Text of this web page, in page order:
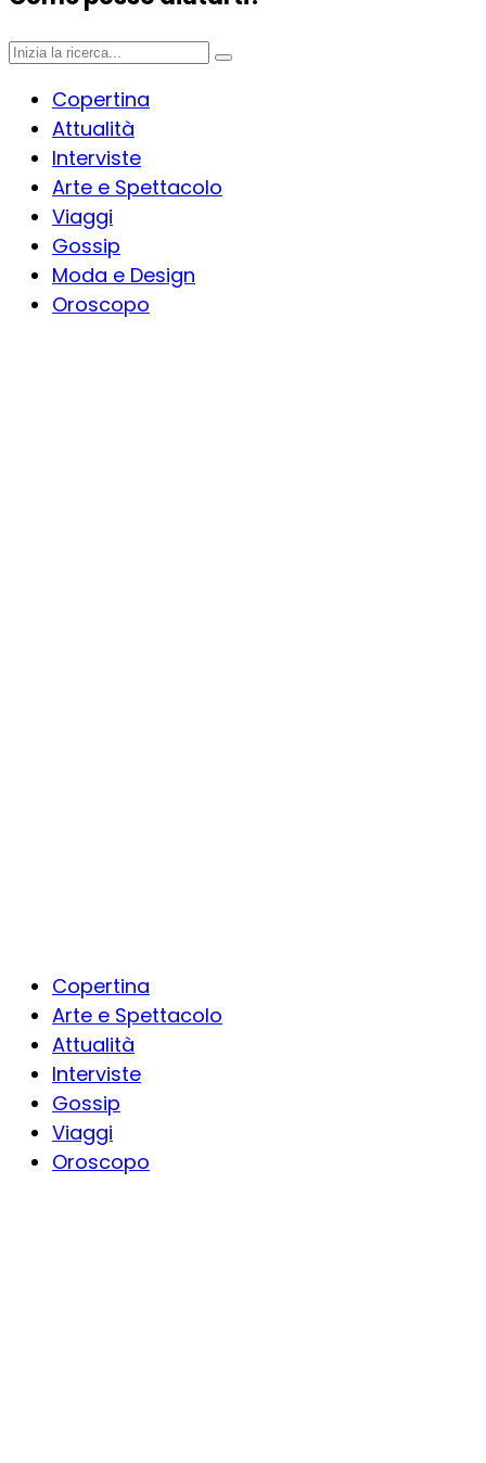
Copertina
Attualità
Interviste
Arte e Spettacolo
Viaggi
Gossip
Moda e Design
Oroscopo
Copertina
Arte e Spettacolo
Attualità
Interviste
Gossip
Viaggi
Oroscopo